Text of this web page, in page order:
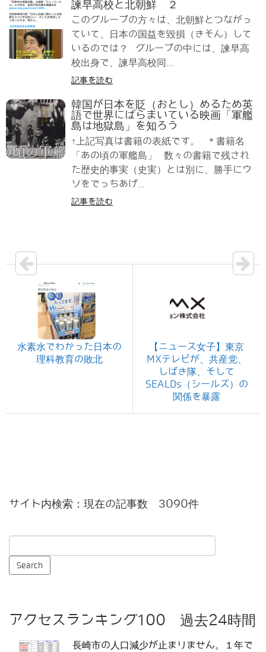
諫早高校と北朝鮮 ２
このグループの方々は、北朝鮮とつながっ
ていて、日本の国益を毀損（きそん）して
いるのでは？ グループの中には、諫早高
校出身で、諫早高校同...
記事を読む
韓国が日本を貶（おとし）めるため英
語で世界にばらまいている映画「軍艦
島は地獄島」を知ろう
↑上記写真は書籍の表紙です。 ＊書籍名
「あの頃の軍艦島」 数々の書籍で残され
た歴史的事実（史実）とは別に、勝手にウ
ソをでっちあげ...
記事を読む
水素水でわかった日本の
理科教育の敗北
【ニュース女子】東京
MXテレビが、共産党、
しばき隊、そして
SEALDs（シールズ）の
関係を暴露
サイト内検索：現在の記事数 3090件
アクセスランキング100 過去24時間
長崎市の人口減少が止まりません。１年で